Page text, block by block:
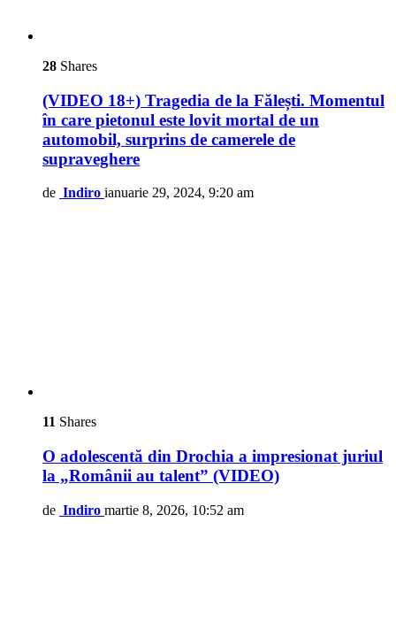
28 Shares
(VIDEO 18+) Tragedia de la Fălești. Momentul
în care pietonul este lovit mortal de un
automobil, surprins de camerele de
supraveghere
de Indiro ianuarie 29, 2024, 9:20 am
11 Shares
O adolescentă din Drochia a impresionat juriul
la „Românii au talent” (VIDEO)
de Indiro martie 8, 2026, 10:52 am